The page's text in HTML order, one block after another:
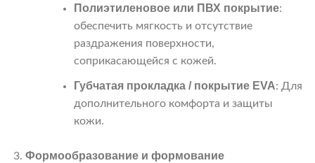
Полиэтиленовое или ПВХ покрытие:
обеспечить мягкость и отсутствие
раздражения поверхности,
соприкасающейся с кожей.
Губчатая прокладка / покрытие EVA: Для
дополнительного комфорта и защиты
кожи.
Формообразование и формование